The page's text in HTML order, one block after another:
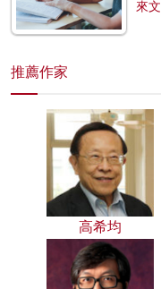
來文
推薦作家
高希均